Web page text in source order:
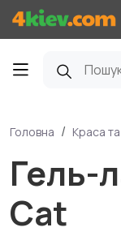
Головна Краса
Гель-
Cat